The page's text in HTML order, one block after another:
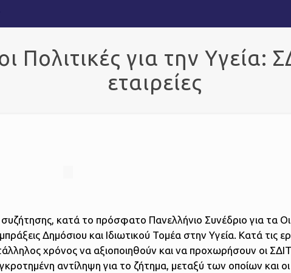
Πολιτικές για την Υγεία:
εταιρείες
συζήτησης, κατά το πρόσφατο Πανελλήνιο Συνέδριο για τα
Δημόσιου και Ιδιωτικού Τομέα στην Υγεία. Κατά τις
χρόνος να αξιοποιηθούν και να προχωρήσουν οι
αντίληψη για το ζήτημα, μεταξύ των οποίων και οι